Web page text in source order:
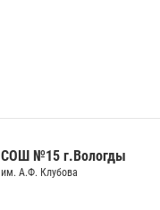
СОШ №15 г.Вологды
им. А.Ф. Клубова